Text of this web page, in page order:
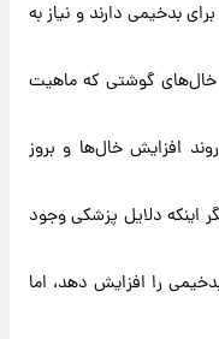
بدخیمی دارند و نیاز به
گوشتی که ماهیت
افزایش خال‌ها و بروز
اینکه دلایل پزشکی وجود
را افزایش دهد، اما